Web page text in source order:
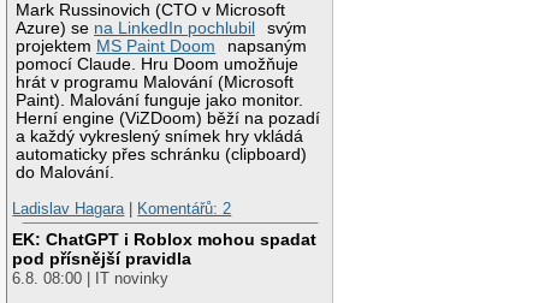
Mark Russinovich (CTO v Microsoft
Azure) se na LinkedIn pochlubil
svým
projektem MS Paint Doom
napsaným
pomocí Claude. Hru Doom umožňuje
hrát v programu Malování (Microsoft
Paint). Malování funguje jako monitor.
Herní engine (ViZDoom) běží na pozadí
a každý vykreslený snímek hry vkládá
automaticky přes schránku (clipboard)
do Malování.
Ladislav Hagara
Komentářů: 2
EK: ChatGPT i Roblox mohou spadat
pod přísnější pravidla
6.8. 08:00 | IT novinky